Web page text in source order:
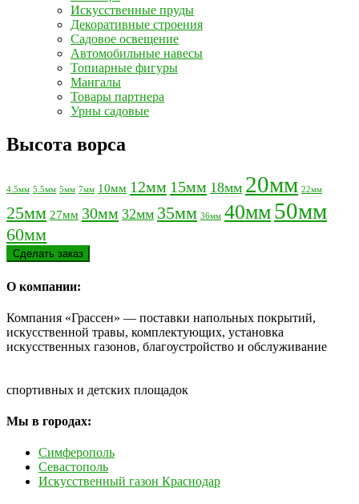
Искусственные пруды
Декоративные строения
Садовое освещение
Автомобильные навесы
Топиарные фигуры
Мангалы
Товары партнера
Урны садовые
Высота ворса
4.5мм 5.5мм 5мм 7мм 10мм 12мм 15мм 18мм 20мм 22мм
25мм 27мм 30мм 32мм 35мм 36мм 40мм50мм
60мм
Сделать заказ
О компании:
Компания «Грассен» — поставки напольных покрытий,
искусственной травы, комплектующих, установка
искусственных газонов, благоустройство и обслуживание
спортивных и детских площадок
Мы в городах:
Симферополь
Севастополь
Искусственный газон Краснодар